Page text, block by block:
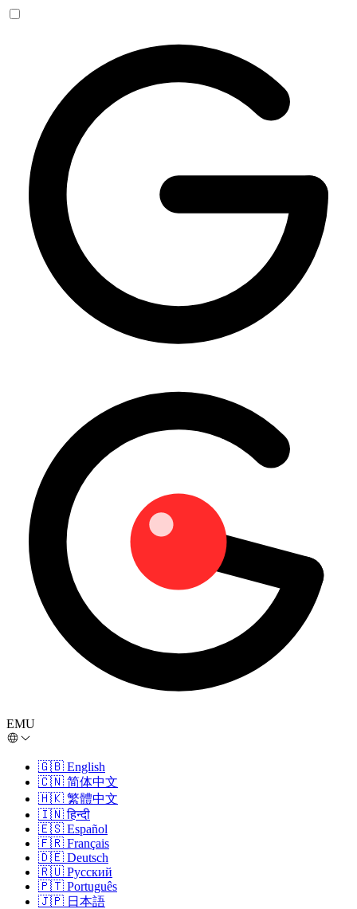
EMU
🇬🇧 English
🇨🇳 简体中文
🇭🇰 繁體中文
🇮🇳 हिन्दी
🇪🇸 Español
🇫🇷 Français
🇩🇪 Deutsch
🇷🇺 Русский
🇵🇹 Português
🇯🇵 日本語